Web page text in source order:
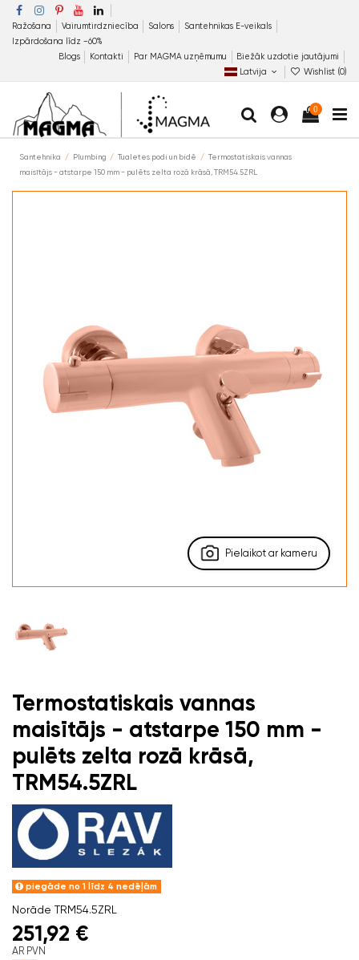
Ražošana Vairumtirdzniecība Salons
Santehnikas E-veikals
Izpārdošana līdz −60%
Blogs
Kontakti Par MAGMA uzņēmumu
Biežāk uzdotie jautājumi
Latvija
Wishlist (0)
0
Santehnika Plumbing Tualetes podi un bidē
Termostatiskais vannas
maisītājs - atstarpe 150 mm - pulēts zelta rozā krāsā, TRM54.5ZRL
Pielaikot ar kameru
Termostatiskais vannas
maisītājs - atstarpe 150 mm -
pulēts zelta rozā krāsā,
TRM54.5ZRL
piegāde no 1 līdz 4 nedēļām
Norāde TRM54.5ZRL
251,92 €
AR PVN